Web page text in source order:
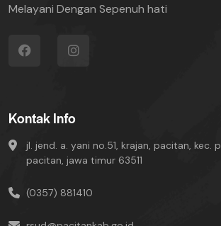
Melayani Dengan Sepenuh hati
Kontak Info
jl. jend. a. yani no.51, krajan, pacitan, kec.
pacitan, jawa timur 63511
(0357) 881410